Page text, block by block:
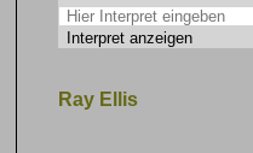
Ray Ellis